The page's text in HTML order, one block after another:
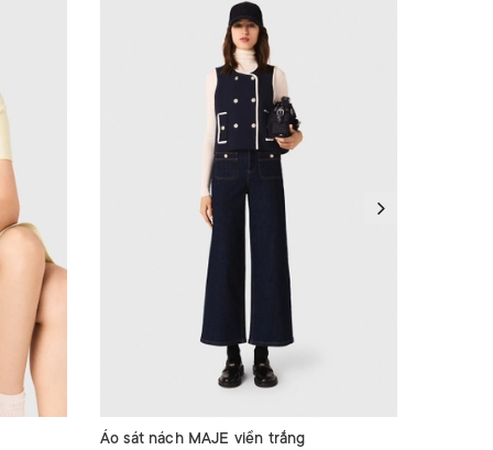
Áo sát nách MAJE viền trắng